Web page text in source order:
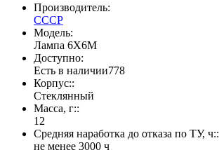
Производитель:
СССР
Модель:
Лампа 6Х6М
Доступно:
Есть в наличии778
Корпус::
Стеклянный
Масса, г::
12
Средняя наработка до отказа по ТУ, ч::
не менее 3000 ч